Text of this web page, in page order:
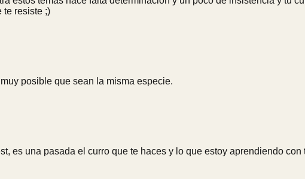
te resiste ;)
posible que sean la misma especie.
es una pasada el curro que te haces y lo que estoy aprendiendo con